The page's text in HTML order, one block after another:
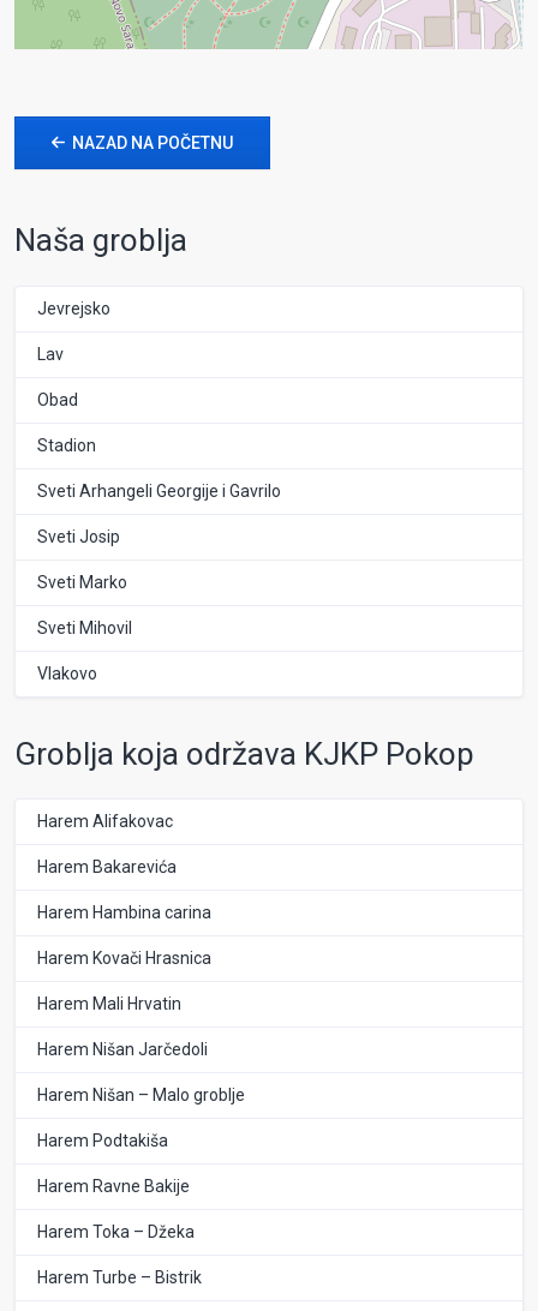
NAZAD NA POČETNU
Naša groblja
Jevrejsko
Lav
Obad
Stadion
Sveti Arhangeli Georgije i Gavrilo
Sveti Josip
Sveti Marko
Sveti Mihovil
Vlakovo
Groblja koja održava KJKP Pokop
Harem Alifakovac
Harem Bakarevića
Harem Hambina carina
Harem Kovači Hrasnica
Harem Mali Hrvatin
Harem Nišan Jarčedoli
Harem Nišan – Malo groblje
Harem Podtakiša
Harem Ravne Bakije
Harem Toka – Džeka
Harem Turbe – Bistrik